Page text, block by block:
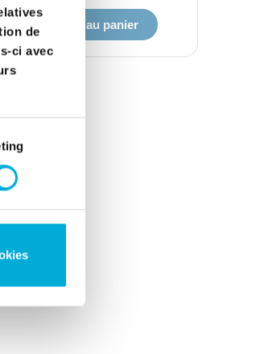
de
ci avec
Ajouter au panier